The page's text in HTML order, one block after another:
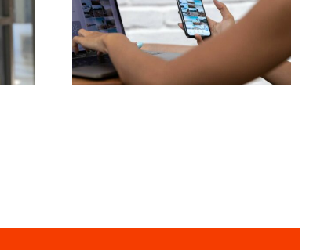
encontrar ideas de
UGC (Contenido
Generado por
Usuarios)